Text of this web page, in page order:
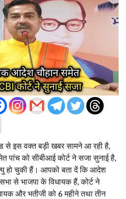
से इस वक्त बड़ी खबर सामने आ रही है,
पांच को सीबीआई कोर्ट ने सजा सुनाई है,
हो चुकी हैं। आपको बता दें कि आदेश
से भाजपा के विधायक हैं, कोर्ट ने
और भतीजी को 6 महीने तथा तीन